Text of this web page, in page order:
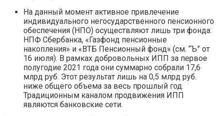
На данный момент активное привлечение
индивидуального негосударственного пенсионного
обеспечения (НПО) осуществляют лишь три фонда:
НПФ Сбербанка, «Газфонд пенсионные
накопления» и «ВТБ Пенсионный фонд» (см. “Ъ” от
16 июля). В рамках добровольных ИПП за первое
полугодие 2021 года они суммарно собрали 17,6
млрд руб. Этот результат лишь на 0,5 млрд руб.
ниже общего объема за весь прошлый год.
Традиционным каналом продвижения ИПП
являются банковские сети.